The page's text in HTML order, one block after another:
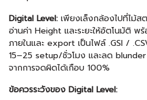
Digital Level: เพียงเล็งกล้องไปที่ไม้ส
อ่านค่า Height และระยะให้อัตโนมัติ พ
ภายในและ export เป็นไฟล์ .GSI /
15–25 setup/ชั่วโมง และลด
จากการจดผิดได้เกือบ 100%
ข้อควรระวังของ Digital Level: